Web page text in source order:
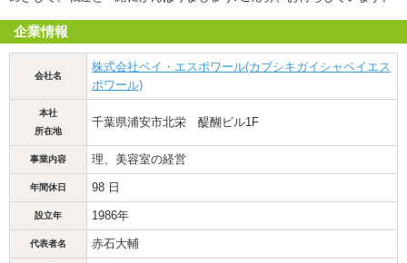
企業情報
会社名
株式会社ベイ・エスポワール(カブシキガイシャベイエス
ポワール)
本社
所在地
千葉県浦安市北栄 醍醐ビル1F
事業内容 理、美容室の経営
年間休日 98 日
設立年 1986年
代表者名 赤石大輔